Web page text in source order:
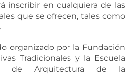
inscribir en cualquiera de las
que se ofrecen, tales como
.
organizado por la Fundación
Tradicionales y la Escuela
de Arquitectura de la